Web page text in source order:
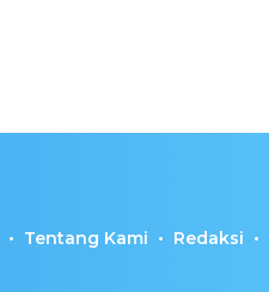
Tentang Kami Redaksi